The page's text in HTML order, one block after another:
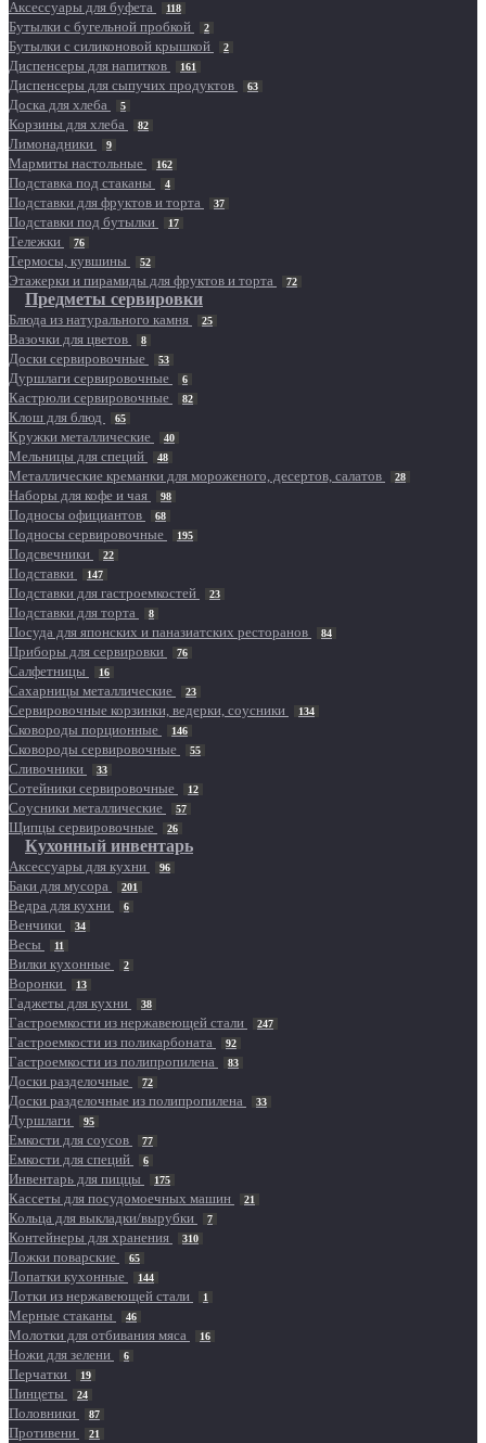
Аксессуары для буфета 118
Бутылки с бугельной пробкой 2
Бутылки с силиконовой крышкой 2
Диспенсеры для напитков 161
Диспенсеры для сыпучих продуктов 63
Доска для хлеба 5
Корзины для хлеба 82
Лимонадники 9
Мармиты настольные 162
Подставка под стаканы 4
Подставки для фруктов и торта 37
Подставки под бутылки 17
Тележки 76
Термосы, кувшины 52
Этажерки и пирамиды для фруктов и торта 72
Предметы сервировки
Блюда из натурального камня 25
Вазочки для цветов 8
Доски сервировочные 53
Дуршлаги сервировочные 6
Кастрюли сервировочные 82
Клош для блюд 65
Кружки металлические 40
Мельницы для специй 48
Металлические креманки для мороженого, десертов, салатов 28
Наборы для кофе и чая 98
Подносы официантов 68
Подносы сервировочные 195
Подсвечники 22
Подставки 147
Подставки для гастроемкостей 23
Подставки для торта 8
Посуда для японских и паназиатских ресторанов 84
Приборы для сервировки 76
Салфетницы 16
Сахарницы металлические 23
Сервировочные корзинки, ведерки, соусники 134
Сковороды порционные 146
Сковороды сервировочные 55
Сливочники 33
Сотейники сервировочные 12
Соусники металлические 57
Щипцы сервировочные 26
Кухонный инвентарь
Аксессуары для кухни 96
Баки для мусора 201
Ведра для кухни 6
Венчики 34
Весы 11
Вилки кухонные 2
Воронки 13
Гаджеты для кухни 38
Гастроемкости из нержавеющей стали 247
Гастроемкости из поликарбоната 92
Гастроемкости из полипропилена 83
Доски разделочные 72
Доски разделочные из полипропилена 33
Дуршлаги 95
Емкости для соусов 77
Емкости для специй 6
Инвентарь для пиццы 175
Кассеты для посудомоечных машин 21
Кольца для выкладки/вырубки 7
Контейнеры для хранения 310
Ложки поварские 65
Лопатки кухонные 144
Лотки из нержавеющей стали 1
Мерные стаканы 46
Молотки для отбивания мяса 16
Ножи для зелени 6
Перчатки 19
Пинцеты 24
Половники 87
Противени 21